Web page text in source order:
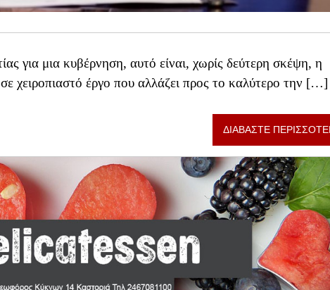
για μια κυβέρνηση, αυτό είναι, χωρίς δεύτερη σκέψη, η
σε χειροπιαστό έργο που αλλάζει προς το καλύτερο την […]
ΔΙΑΒΑΣΤΕ